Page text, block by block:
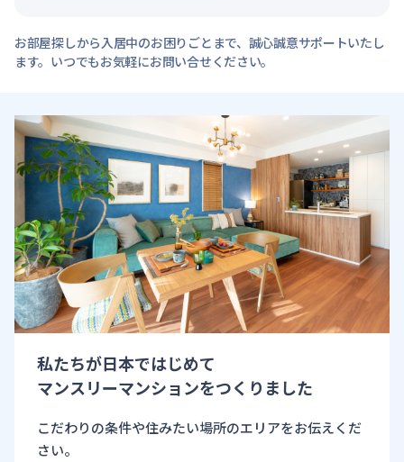
お部屋探しから入居中のお困りごとまで、誠心誠意サポートいたし
ます。いつでもお気軽にお問い合せください。
私たちが日本ではじめて
マンスリーマンションをつくりました
こだわりの条件や住みたい場所のエリアをお伝えくだ
さい。